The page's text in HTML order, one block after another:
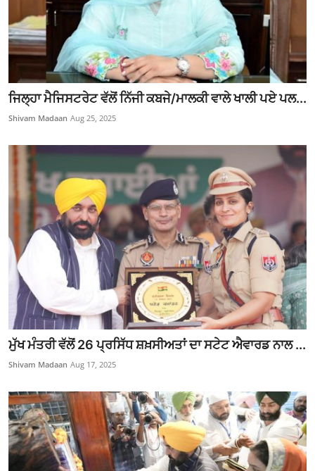
ਜਿਲ੍ਹਾ ਮੈਜਿਸਟਰੇਟ ਵੱਲੋਂ ਨਿੱਜੀ ਕਬਜੇ/ਮਾਲਕੀ ਵਾਲੇ ਖਾਲੀ ਪਏ ਪਲ...
Shivam Madaan Aug 25, 2025
ਮੁੱਖ ਮੰਤਰੀ ਵੱਲੋਂ 26 ਪ੍ਰਸਿੱਧ ਸ਼ਖ਼ਸੀਅਤਾਂ ਦਾ ਸਟੇਟ ਐਵਾਰਡ ਨਾਲ ...
Shivam Madaan Aug 17, 2025